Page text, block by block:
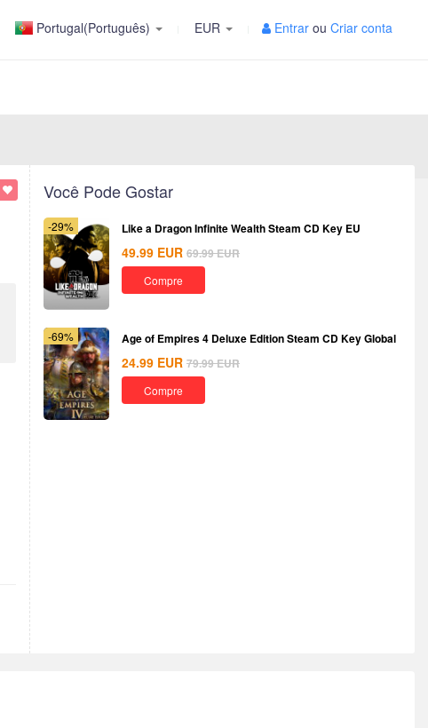
Portugal(Português) EUR Entrar ou Criar conta
Você Pode Gostar
-29% Like a Dragon Infinite Wealth Steam CD Key EU
49.99 EUR 69.99EUR
Compre
-69% Age of Empires 4 Deluxe Edition Steam CD Key Global
24.99 EUR 79.99EUR
Compre